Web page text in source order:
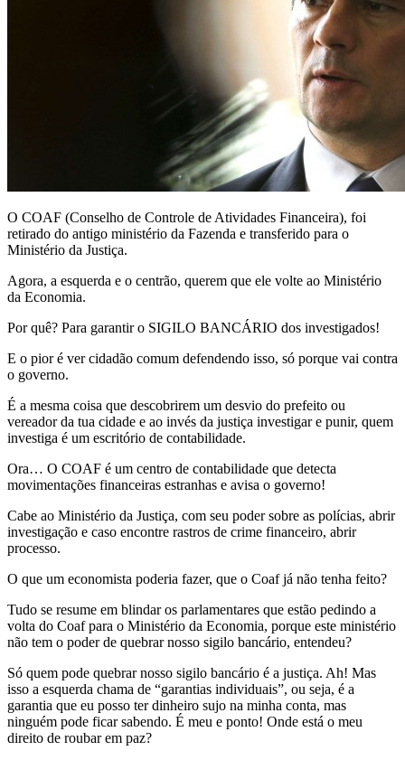
O COAF (Conselho de Controle de Atividades Financeira), foi
retirado do antigo ministério da Fazenda e transferido para o
Ministério da Justiça.
Agora, a esquerda e o centrão, querem que ele volte ao Ministério
da Economia.
Por quê? Para garantir o SIGILO BANCÁRIO dos investigados!
E o pior é ver cidadão comum defendendo isso, só porque vai contra
o governo.
É a mesma coisa que descobrirem um desvio do prefeito ou
vereador da tua cidade e ao invés da justiça investigar e punir, quem
investiga é um escritório de contabilidade.
Ora… O COAF é um centro de contabilidade que detecta
movimentações financeiras estranhas e avisa o governo!
Cabe ao Ministério da Justiça, com seu poder sobre as polícias, abrir
investigação e caso encontre rastros de crime financeiro, abrir
processo.
O que um economista poderia fazer, que o Coaf já não tenha feito?
Tudo se resume em blindar os parlamentares que estão pedindo a
volta do Coaf para o Ministério da Economia, porque este ministério
não tem o poder de quebrar nosso sigilo bancário, entendeu?
Só quem pode quebrar nosso sigilo bancário é a justiça. Ah! Mas
isso a esquerda chama de “garantias individuais”, ou seja, é a
garantia que eu posso ter dinheiro sujo na minha conta, mas
ninguém pode ficar sabendo. É meu e ponto! Onde está o meu
direito de roubar em paz?